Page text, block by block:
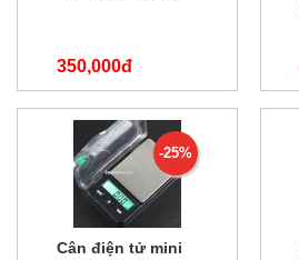
350,000đ
490,000đ
-25%
Cân điện tử mini